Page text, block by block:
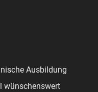
Ausbildung
wünschenswert